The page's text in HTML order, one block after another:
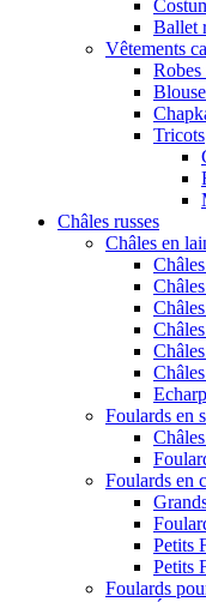
Ballet
Vêtements
Robes
Tricots
Châles russes
Châles en
Foulards en
Foulards en
Petits
Petits
Foulards